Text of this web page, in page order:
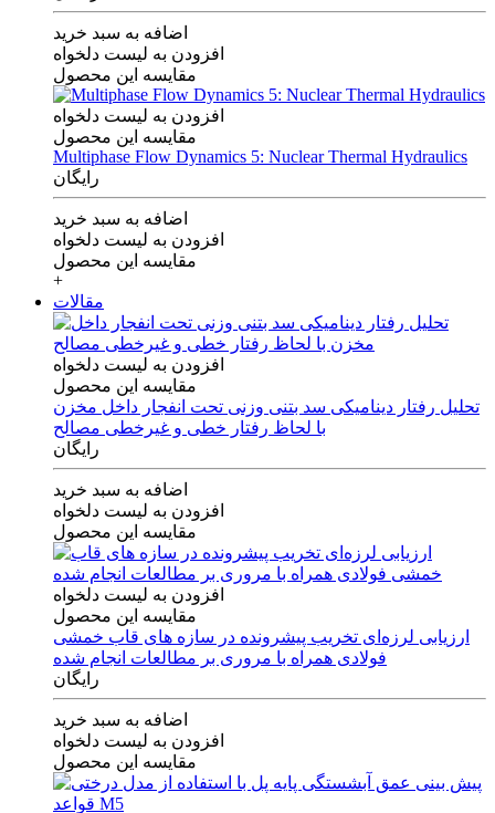
اضافه به سبد خرید
افزودن به لیست دلخواه
مقایسه این محصول
افزودن به لیست دلخواه
مقایسه این محصول
Multiphase Flow Dynamics 5: Nuclear Thermal Hydraulics
رایگان
اضافه به سبد خرید
افزودن به لیست دلخواه
مقایسه این محصول
+
مقالات
افزودن به لیست دلخواه
مقایسه این محصول
تحلیل رفتار دینامیکی سد بتنی وزنی تحت انفجار داخل مخزن
با لحاظ رفتار خطی و غیرخطی مصالح
رایگان
اضافه به سبد خرید
افزودن به لیست دلخواه
مقایسه این محصول
افزودن به لیست دلخواه
مقایسه این محصول
ارزیابی لرزه‌ای تخریب پیشرونده در سازه های قاب خمشی
فولادی همراه با مروری بر مطالعات انجام شده
رایگان
اضافه به سبد خرید
افزودن به لیست دلخواه
مقایسه این محصول